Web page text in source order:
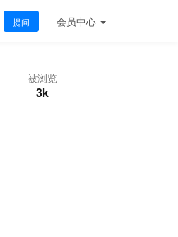
提问 会员中心
被浏览
3k